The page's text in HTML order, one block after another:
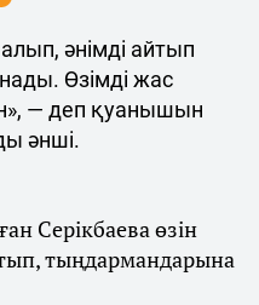
алып, әнімді айтып
Өзімді жас
— деп қуанышын
әнші.
Серікбаева өзін
тыңдармандарына